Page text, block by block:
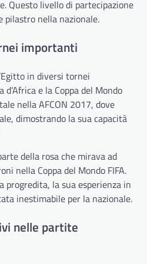
Questo livello di partecipazione
pilastro nella nazionale.
importanti
in diversi tornei
e la Coppa del Mondo
nella AFCON 2017, dove
dimostrando la sua capacità
della rosa che mirava ad
nella Coppa del Mondo FIFA.
progredita, la sua esperienza in
inestimabile per la nazionale.
nelle partite